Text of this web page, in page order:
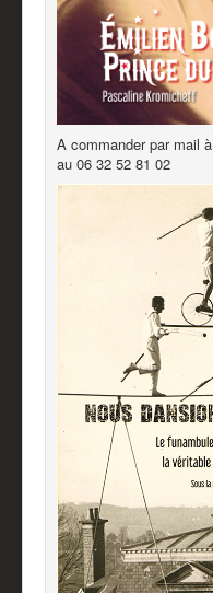
A commander par mail à
au 06 32 52 81 02